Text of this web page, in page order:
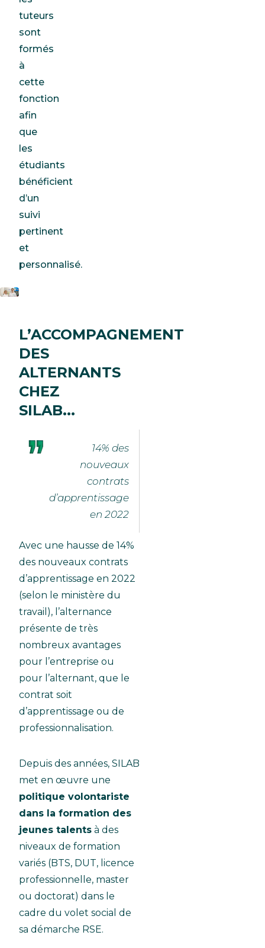
tuteurs
sont
formés
à
cette
fonction
afin
que
les
étudiants
bénéficient
d’un
suivi
pertinent
et
personnalisé.
L’ACCOMPAGNEMENT
DES
ALTERNANTS
CHEZ
SILAB...
14% des
nouveaux
contrats
d’apprentissage
en 2022
Avec une hausse de 14%
des nouveaux contrats
d’apprentissage en 2022
(selon le ministère du
travail), l’alternance
présente de très
nombreux avantages
pour l’entreprise ou
pour l’alternant, que le
contrat soit
d’apprentissage ou de
professionnalisation.
Depuis des années, SILAB
met en œuvre une
politique volontariste
dans la formation des
jeunes talents à des
niveaux de formation
variés (BTS, DUT, licence
professionnelle, master
ou doctorat) dans le
cadre du volet social de
sa démarche RSE.